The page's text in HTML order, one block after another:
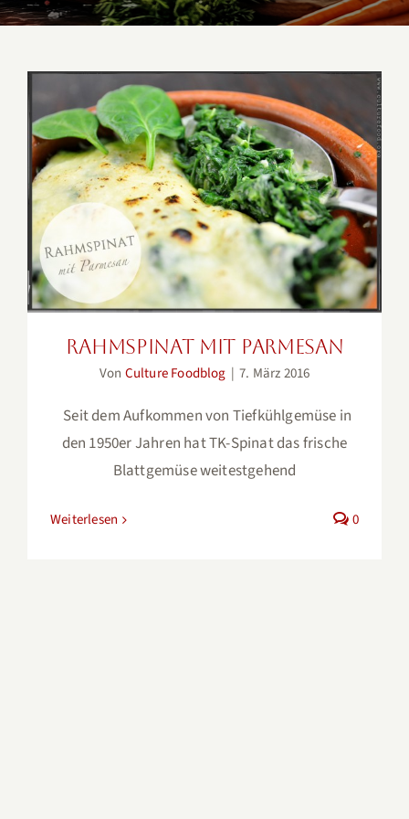
Rahmspinat mit Parmesan
Rahmspinat mit Parmesan
Von Culture Foodblog | 7. März 2016
Seit dem Aufkommen von Tiefkühlgemüse in
den 1950er Jahren hat TK-Spinat das frische
Blattgemüse weitestgehend
Weiterlesen 0